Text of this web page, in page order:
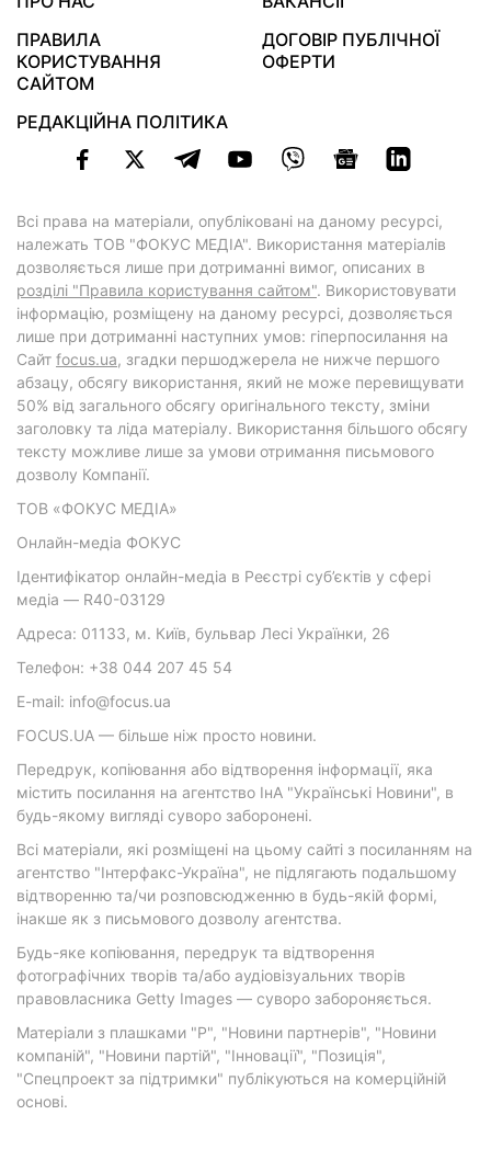
ПРАВИЛА
КОРИСТУВАННЯ
САЙТОМ
ДОГОВІР ПУБЛІЧНОЇ
ОФЕРТИ
РЕДАКЦІЙНА ПОЛІТИКА
Всі права на матеріали, опубліковані на даному ресурсі,
належать ТОВ "ФОКУС МЕДІА". Використання матеріалів
дозволяється лише при дотриманні вимог, описаних в
розділі "Правила користування сайтом". Використовувати
інформацію, розміщену на даному ресурсі, дозволяється
лише при дотриманні наступних умов: гіперпосилання на
Cайт focus.ua, згадки першоджерела не нижче першого
абзацу, обсягу використання, який не може перевищувати
50% від загального обсягу оригінального тексту, зміни
заголовку та ліда матеріалу. Використання більшого обсягу
тексту можливе лише за умови отримання письмового
дозволу Компанії.
ТОВ «ФОКУС МЕДІА»
Онлайн-медіа ФОКУС
Ідентифікатор онлайн-медіа в Реєстрі суб’єктів у сфері
медіа — R40-03129
Адреса: 01133, м. Київ, бульвар Лесі Українки, 26
Телефон: +38 044 207 45 54
E-mail: info@focus.ua
FOCUS.UA — більше ніж просто новини.
Передрук, копіювання або відтворення інформації, яка
містить посилання на агентство ІнА "Українські Новини", в
будь-якому вигляді суворо заборонені.
Всі матеріали, які розміщені на цьому сайті з посиланням на
агентство "Інтерфакс-Україна", не підлягають подальшому
відтворенню та/чи розповсюдженню в будь-якій формі,
інакше як з письмового дозволу агентства.
Будь-яке копіювання, передрук та відтворення
фотографічних творів та/або аудіовізуальних творів
правовласника Getty Images — суворо забороняється.
Матеріали з плашками "Р", "Новини партнерів", "Новини
компаній", "Новини партій", "Інновації", "Позиція",
"Спецпроект за підтримки" публікуються на комерційній
основі.